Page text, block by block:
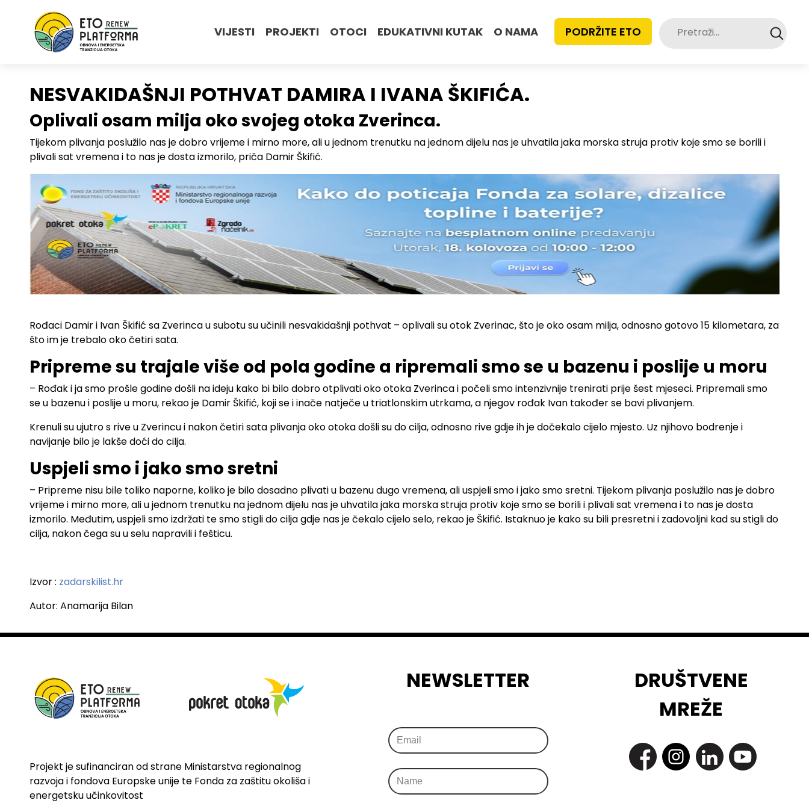
VIJESTI PROJEKTI OTOCI EDUKATIVNI KUTAK O NAMA PODRŽITE ETO Pretraži:
NESVAKIDAŠNJI POTHVAT DAMIRA I IVANA ŠKIFIĆA.
Oplivali osam milja oko svojeg otoka Zverinca.
Tijekom plivanja poslužilo nas je dobro vrijeme i mirno more, ali u jednom trenutku na jednom dijelu nas je uhvatila jaka morska struja protiv koje smo se borili i
plivali sat vremena i to nas je dosta izmorilo, priča Damir Škifić.
Rođaci Damir i Ivan Škifić sa Zverinca u subotu su učinili nesvakidašnji pothvat – oplivali su otok Zverinac, što je oko osam milja, odnosno gotovo 15 kilometara, za
što im je trebalo oko četiri sata.
Pripreme su trajale više od pola godine a ripremali smo se u bazenu i poslije u moru
– Rođak i ja smo prošle godine došli na ideju kako bi bilo dobro otplivati oko otoka Zverinca i počeli smo intenzivnije trenirati prije šest mjeseci. Pripremali smo
se u bazenu i poslije u moru, rekao je Damir Škifić, koji se i inače natječe u triatlonskim utrkama, a njegov rođak Ivan također se bavi plivanjem.
Krenuli su ujutro s rive u Zverincu i nakon četiri sata plivanja oko otoka došli su do cilja, odnosno rive gdje ih je dočekalo cijelo mjesto. Uz njihovo bodrenje i
navijanje bilo je lakše doći do cilja.
Uspjeli smo i jako smo sretni
– Pripreme nisu bile toliko naporne, koliko je bilo dosadno plivati u bazenu dugo vremena, ali uspjeli smo i jako smo sretni. Tijekom plivanja poslužilo nas je dobro
vrijeme i mirno more, ali u jednom trenutku na jednom dijelu nas je uhvatila jaka morska struja protiv koje smo se borili i plivali sat vremena i to nas je dosta
izmorilo. Međutim, uspjeli smo izdržati te smo stigli do cilja gdje nas je čekalo cijelo selo, rekao je Škifić. Istaknuo je kako su bili presretni i zadovoljni kad su stigli do
cilja, nakon čega su u selu napravili i fešticu.
Izvor : zadarskilist.hr
Autor: Anamarija Bilan
Projekt je sufinanciran od strane Ministarstva regionalnog
razvoja i fondova Europske unije te Fonda za zaštitu okoliša i
energetsku učinkovitost
NEWSLETTER
DRUŠTVENE
MREŽE